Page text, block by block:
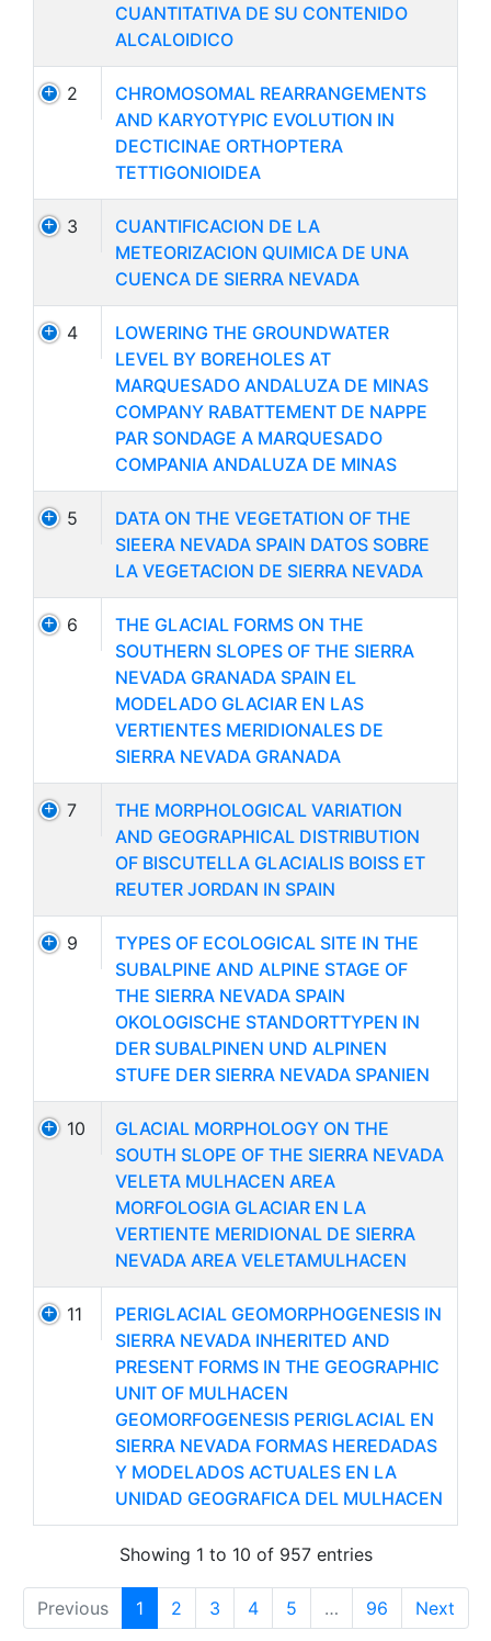
CUANTITATIVA DE SU CONTENIDO
ALCALOIDICO
2
CHROMOSOMAL REARRANGEMENTS
AND KARYOTYPIC EVOLUTION IN
DECTICINAE ORTHOPTERA
TETTIGONIOIDEA
3
CUANTIFICACION DE LA
METEORIZACION QUIMICA DE UNA
CUENCA DE SIERRA NEVADA
4
LOWERING THE GROUNDWATER
LEVEL BY BOREHOLES AT
MARQUESADO ANDALUZA DE MINAS
COMPANY RABATTEMENT DE NAPPE
PAR SONDAGE A MARQUESADO
COMPANIA ANDALUZA DE MINAS
5
DATA ON THE VEGETATION OF THE
SIEERA NEVADA SPAIN DATOS SOBRE
LA VEGETACION DE SIERRA NEVADA
6
THE GLACIAL FORMS ON THE
SOUTHERN SLOPES OF THE SIERRA
NEVADA GRANADA SPAIN EL
MODELADO GLACIAR EN LAS
VERTIENTES MERIDIONALES DE
SIERRA NEVADA GRANADA
7
THE MORPHOLOGICAL VARIATION
AND GEOGRAPHICAL DISTRIBUTION
OF BISCUTELLA GLACIALIS BOISS ET
REUTER JORDAN IN SPAIN
9
TYPES OF ECOLOGICAL SITE IN THE
SUBALPINE AND ALPINE STAGE OF
THE SIERRA NEVADA SPAIN
OKOLOGISCHE STANDORTTYPEN IN
DER SUBALPINEN UND ALPINEN
STUFE DER SIERRA NEVADA SPANIEN
10
GLACIAL MORPHOLOGY ON THE
SOUTH SLOPE OF THE SIERRA NEVADA
VELETA MULHACEN AREA
MORFOLOGIA GLACIAR EN LA
VERTIENTE MERIDIONAL DE SIERRA
NEVADA AREA VELETAMULHACEN
11
PERIGLACIAL GEOMORPHOGENESIS IN
SIERRA NEVADA INHERITED AND
PRESENT FORMS IN THE GEOGRAPHIC
UNIT OF MULHACEN
GEOMORFOGENESIS PERIGLACIAL EN
SIERRA NEVADA FORMAS HEREDADAS
Y MODELADOS ACTUALES EN LA
UNIDAD GEOGRAFICA DEL MULHACEN
Showing 1 to 10 of 957 entries
Previous 1 2 3 4 5 … 96 Next